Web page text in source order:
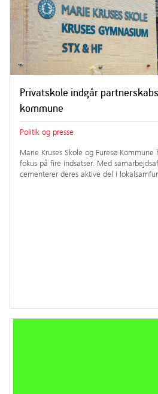
Privatskole indgår
kommune
Politik og presse
Marie Kruses Skole og Furesø
fokus på fire indsatser. Med
cementerer deres aktive del i